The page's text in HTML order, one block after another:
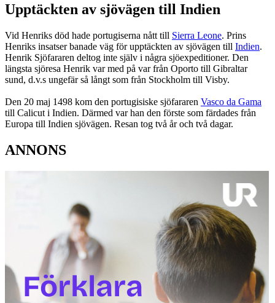
Upptäckten av sjövägen till Indien
Vid Henriks död hade portugiserna nått till Sierra Leone. Prins
Henriks insatser banade väg för upptäckten av sjövägen till Indien.
Henrik Sjöfararen deltog inte själv i några sjöexpeditioner. Den
längsta sjöresa Henrik var med på var från Oporto till Gibraltar
sund, d.v.s ungefär så långt som från Stockholm till Visby.
Den 20 maj 1498 kom den portugisiske sjöfararen Vasco da Gama
till Calicut i Indien. Därmed var han den förste som färdades från
Europa till Indien sjövägen. Resan tog två år och två dagar.
ANNONS